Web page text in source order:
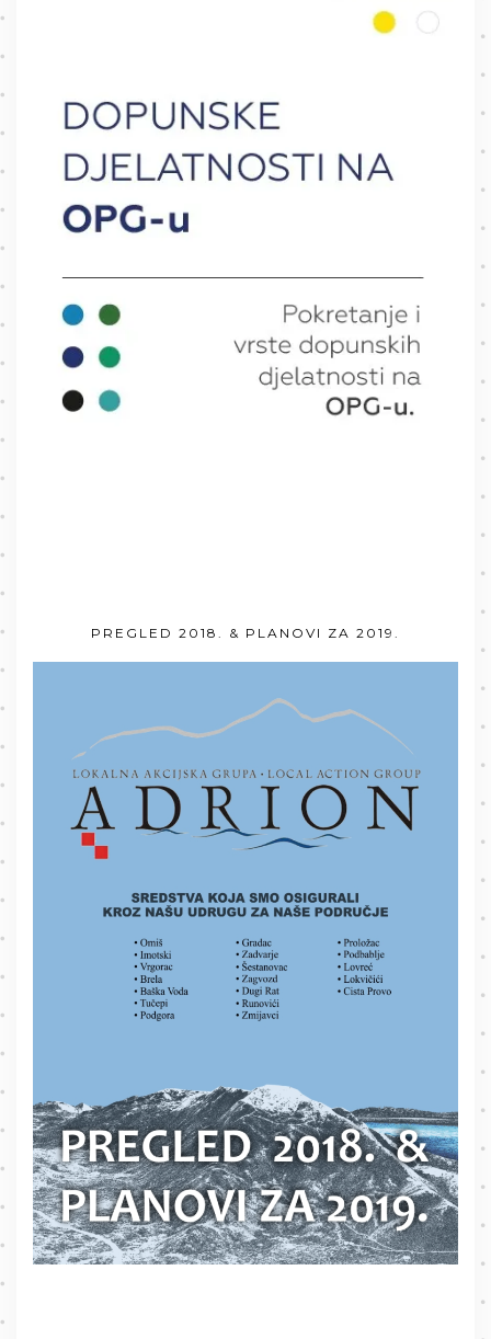
PREGLED 2018. & PLANOVI ZA 2019.